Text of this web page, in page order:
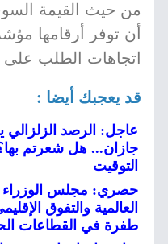
من حيث القيمة
أن توفر أرقامها
اتجاهات الطلب على
قد يعجبك أيضا :
عاجل: الرصد
التوقيت
حصري: مجلس الوزراء
العالمية والتفوق
طفرة في القطاعات